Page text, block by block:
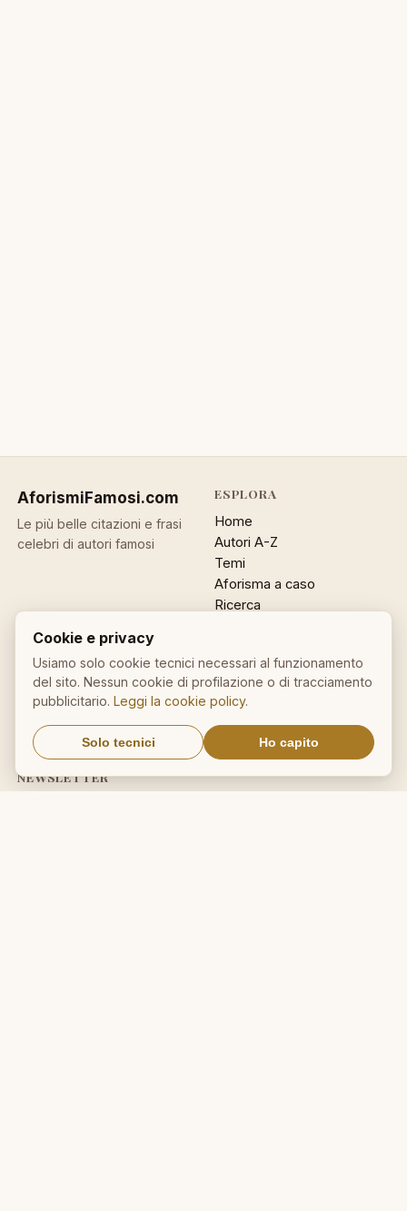
AforismiFamosi.com
Le più belle citazioni e frasi
celebri di autori famosi
ESPLORA
Home
Autori A-Z
Temi
Aforisma a caso
Ricerca
ACCOUNT
Accedi
Registrati
Contatti
Privacy
Sitemap
NEWSLETTER
Cookie e privacy
Usiamo solo cookie tecnici necessari al funzionamento
del sito. Nessun cookie di profilazione o di tracciamento
pubblicitario.Leggi la cookie policy.
Solo tecnici Ho capito